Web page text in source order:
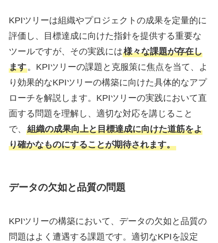
KPIツリーは組織やプロジェクトの成果を定量的に
評価し、目標達成に向けた指針を提供する重要な
ツールですが、その実践には様々な課題が存在し
ます。KPIツリーの課題と克服策に焦点を当て、よ
り効果的なKPIツリーの構築に向けた具体的なアプ
ローチを解説します。KPIツリーの実践において直
面する問題を理解し、適切な対応を講じること
で、 組織の成果向上と目標達成に向けた道筋をよ
り確かなものにすることが期待されます。
データの欠如と品質の問題
KPIツリーの構築において、データの欠如と品質の
問題はよく遭遇する課題です。適切なKPIを設定